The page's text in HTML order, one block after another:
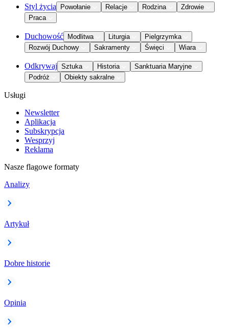
Styl życia Powołanie Relacje Rodzina
Zdrowie
Praca
Duchowość Modlitwa Liturgia
Pielgrzymka
Rozwój Duchowy
Sakramenty Święci Wiara
Odkrywaj Sztuka Historia
Sanktuaria Maryjne
Podróż
Obiekty sakralne
Usługi
Newsletter
Aplikacja
Subskrypcja
Wesprzyj
Reklama
Nasze flagowe formaty
Analizy
Artykuł
Dobre historie
Opinia